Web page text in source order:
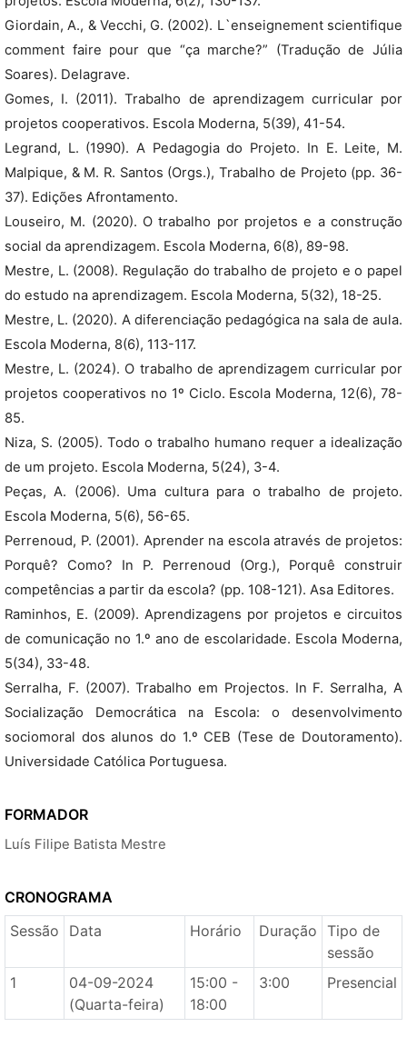
Giordain, A., & Vecchi, G. (2002). L`enseignement scientifique
comment faire pour que “ça marche?” (Tradução de Júlia
Soares). Delagrave.
Gomes, I. (2011). Trabalho de aprendizagem curricular por
projetos cooperativos. Escola Moderna, 5(39), 41-54.
Legrand, L. (1990). A Pedagogia do Projeto. In E. Leite, M.
Malpique, & M. R. Santos (Orgs.), Trabalho de Projeto (pp. 36-
37). Edições Afrontamento.
Louseiro, M. (2020). O trabalho por projetos e a construção
social da aprendizagem. Escola Moderna, 6(8), 89-98.
Mestre, L. (2008). Regulação do trabalho de projeto e o papel
do estudo na aprendizagem. Escola Moderna, 5(32), 18-25.
Mestre, L. (2020). A diferenciação pedagógica na sala de aula.
Escola Moderna, 8(6), 113-117.
Mestre, L. (2024). O trabalho de aprendizagem curricular por
projetos cooperativos no 1º Ciclo. Escola Moderna, 12(6), 78-
85.
Niza, S. (2005). Todo o trabalho humano requer a idealização
de um projeto. Escola Moderna, 5(24), 3-4.
Peças, A. (2006). Uma cultura para o trabalho de projeto.
Escola Moderna, 5(6), 56-65.
Perrenoud, P. (2001). Aprender na escola através de projetos:
Porquê? Como? In P. Perrenoud (Org.), Porquê construir
competências a partir da escola? (pp. 108-121). Asa Editores.
Raminhos, E. (2009). Aprendizagens por projetos e circuitos
de comunicação no 1.º ano de escolaridade. Escola Moderna,
5(34), 33-48.
Serralha, F. (2007). Trabalho em Projectos. In F. Serralha, A
Socialização Democrática na Escola: o desenvolvimento
sociomoral dos alunos do 1.º CEB (Tese de Doutoramento).
Universidade Católica Portuguesa.
FORMADOR
Luís Filipe Batista Mestre
CRONOGRAMA
Sessão
Data Horário Duração Tipo de
sessão
1
04-09-2024
(Quarta-feira)
15:00 -
18:00
3:00 Presencial